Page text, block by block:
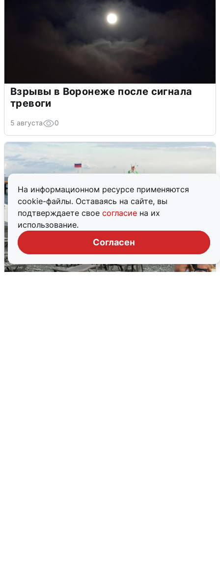
На информационном ресурсе применяются
cookie-файлы. Оставаясь на сайте, вы
подтверждаете свое согласие на их
использование.
Согласен
Взрывы в Воронеже после сигнала
тревоги
5 августа 0